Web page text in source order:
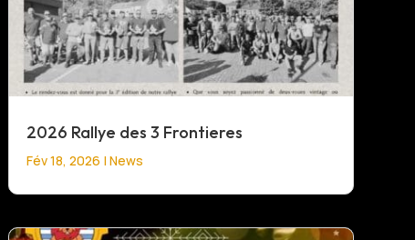
2026 Rallye des 3 Frontieres
Fév 18, 2026 | News